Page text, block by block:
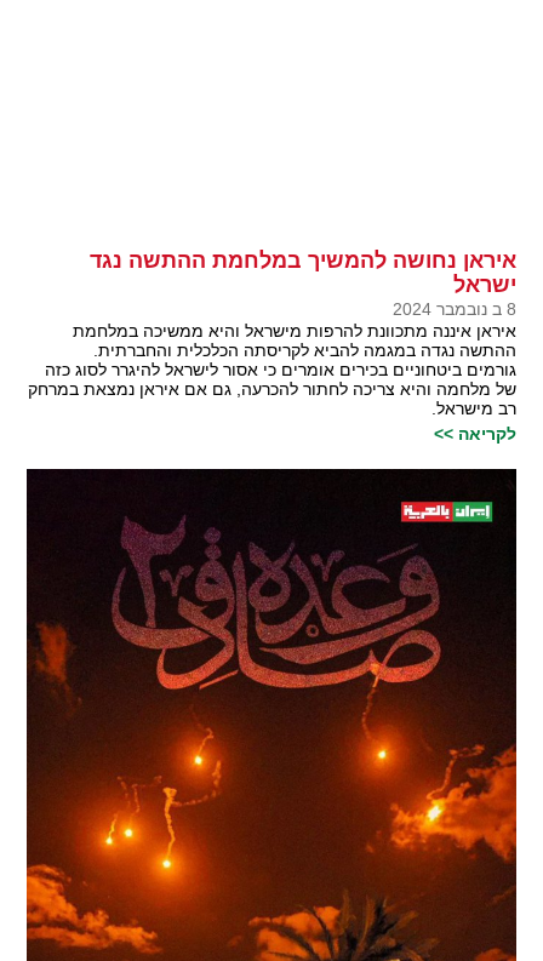
איראן נחושה להמשיך במלחמת ההתשה נגד
ישראל
8 ב נובמבר 2024
איראן איננה מתכוונת להרפות מישראל והיא ממשיכה במלחמת
ההתשה נגדה במגמה להביא לקריסתה הכלכלית והחברתית.
גורמים ביטחוניים בכירים אומרים כי אסור לישראל להיגרר לסוג כזה
של מלחמה והיא צריכה לחתור להכרעה, גם אם איראן נמצאת במרחק
רב מישראל.
לקריאה >>